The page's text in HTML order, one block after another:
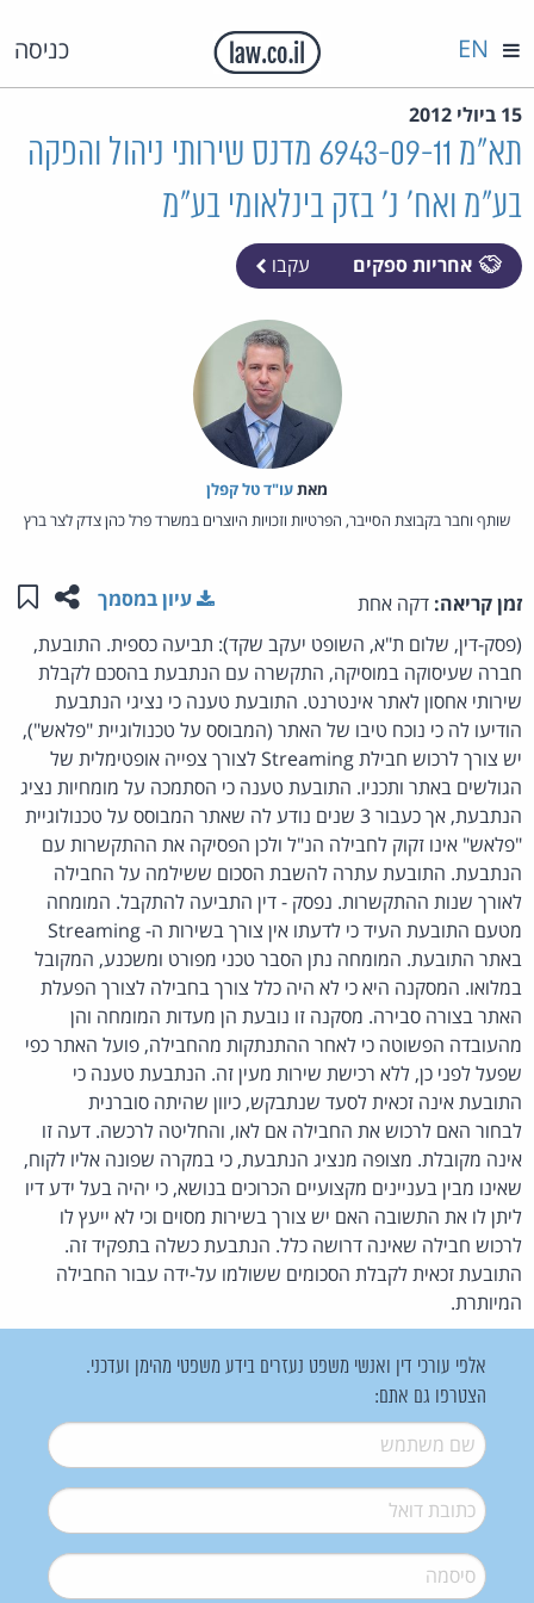
כניסה EN
15 ביולי 2012
תא"מ 6943-09-11 מדנס שירותי ניהול והפקה
בע"מ ואח' נ' בזק בינלאומי בע"מ
אחריות ספקים עקבו
מאת‏עו"ד טל קפלן
שותף וחבר בקבוצת הסייבר, הפרטיות וזכויות היוצרים במשרד פרל כהן צדק לצר ברץ
זמן קריאה: דקה אחת שתפו
עיון במסמך
(פסק-דין, שלום ת"א, השופט יעקב שקד): תביעה כספית. התובעת,
חברה שעיסוקה במוסיקה, התקשרה עם הנתבעת בהסכם לקבלת
שירותי אחסון לאתר אינטרנט. התובעת טענה כי נציגי הנתבעת
הודיעו לה כי נוכח טיבו של האתר (המבוסס על טכנולוגיית "פלאש"),
יש צורך לרכוש חבילת Streaming לצורך צפייה אופטימלית של
הגולשים באתר ותכניו. התובעת טענה כי הסתמכה על מומחיות נציג
הנתבעת, אך כעבור 3 שנים נודע לה שאתר המבוסס על טכנולוגיית
"פלאש" אינו זקוק לחבילה הנ"ל ולכן הפסיקה את ההתקשרות עם
הנתבעת. התובעת עתרה להשבת הסכום ששילמה על החבילה
לאורך שנות ההתקשרות. נפסק - דין התביעה להתקבל. המומחה
מטעם התובעת העיד כי לדעתו אין צורך בשירות ה- Streaming
באתר התובעת. המומחה נתן הסבר טכני מפורט ומשכנע, המקובל
במלואו. המסקנה היא כי לא היה כלל צורך בחבילה לצורך הפעלת
האתר בצורה סבירה. מסקנה זו נובעת הן מעדות המומחה והן
מהעובדה הפשוטה כי לאחר ההתנתקות מהחבילה, פועל האתר כפי
שפעל לפני כן, ללא רכישת שירות מעין זה. הנתבעת טענה כי
התובעת אינה זכאית לסעד שנתבקש, כיוון שהיתה סוברנית
לבחור האם לרכוש את החבילה אם לאו, והחליטה לרכשה. דעה זו
אינה מקובלת. מצופה מנציג הנתבעת, כי במקרה שפונה אליו לקוח,
שאינו מבין בעניינים מקצועיים הכרוכים בנושא, כי יהיה בעל ידע דיו
ליתן לו את התשובה האם יש צורך בשירות מסוים וכי לא ייעץ לו
לרכוש חבילה שאינה דרושה כלל. הנתבעת כשלה בתפקיד זה.
התובעת זכאית לקבלת הסכומים ששולמו על-ידה עבור החבילה
המיותרת.
אלפי עורכי דין ואנשי משפט נעזרים בידע משפטי מהימן ועדכני.
הצטרפו גם אתם:
שם משתמש*
דואל*
סיסמה*